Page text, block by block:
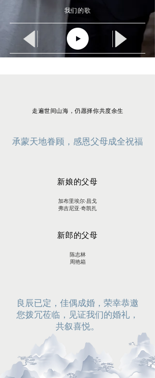
我们的歌
走遍世间山海，仍愿择你共度余生
承蒙天地眷顾，感恩父母成全祝福
新娘的父母
加布里埃尔·昌戈
弗吉尼亚·奇凯扎
新郎的父母
陈志林
周艳箱
良辰已定，佳偶成婚，荣幸恭邀
您拨冗莅临，见证我们的婚礼，
共叙喜悦。